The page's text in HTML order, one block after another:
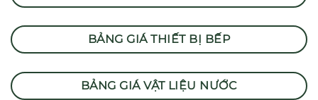
BẢNG GIÁ THIẾT BỊ BẾP
BẢNG GIÁ VẬT LIỆU NƯỚC